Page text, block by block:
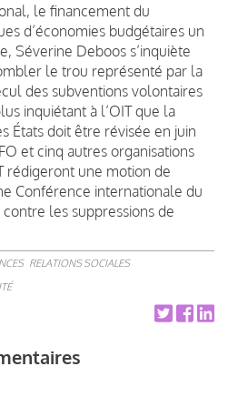
le financement du
d’économies budgétaires un
Séverine Deboos s’inquiète
le trou représenté par la
des subventions volontaires
inquiétant à l’OIT que la
États doit être révisée en juin
et cinq autres organisations
rédigeront une motion de
Conférence internationale du
les suppressions de
RELATIONS SOCIALES